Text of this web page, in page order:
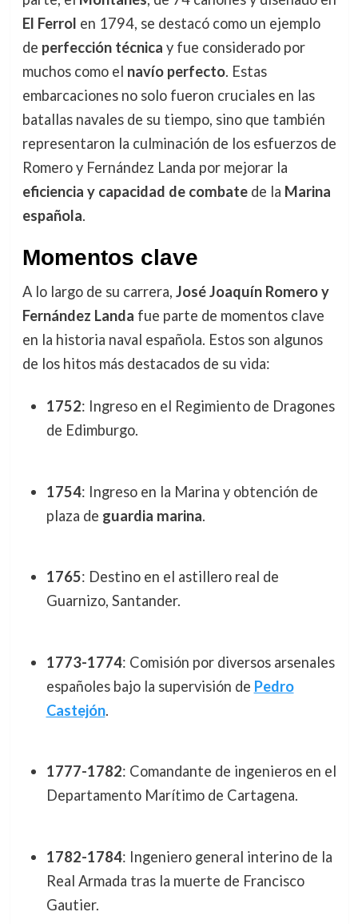
El Ferrol en 1794, se destacó como un ejemplo
de perfección técnica y fue considerado por
muchos como el navío perfecto. Estas
embarcaciones no solo fueron cruciales en las
batallas navales de su tiempo, sino que también
representaron la culminación de los esfuerzos de
Romero y Fernández Landa por mejorar la
eficiencia y capacidad de combatede la Marina
española.
Momentos clave
A lo largo de su carrera, José Joaquín Romero y
Fernández Landa fue parte de momentos clave
en la historia naval española. Estos son algunos
de los hitos más destacados de su vida:
1752: Ingreso en el Regimiento de Dragones
de Edimburgo.
1754: Ingreso en la Marina y obtención de
plaza de guardia marina.
1765: Destino en el astillero real de
Guarnizo, Santander.
1773-1774: Comisión por diversos arsenales
españoles bajo la supervisión de Pedro
Castejón.
1777-1782: Comandante de ingenieros en el
Departamento Marítimo de Cartagena.
1782-1784: Ingeniero general interino de la
Real Armada tras la muerte de Francisco
Gautier.